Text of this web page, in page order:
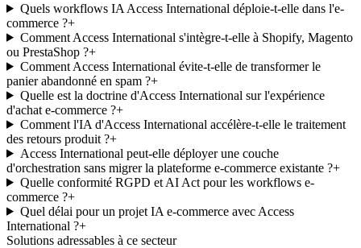
Quels workflows IA Access International déploie-t-elle dans l'e-
commerce ?+
Comment Access International s'intègre-t-elle à Shopify, Magento
ou PrestaShop ?+
Comment Access International évite-t-elle de transformer le
panier abandonné en spam ?+
Quelle est la doctrine d'Access International sur l'expérience
d'achat e-commerce ?+
Comment l'IA d'Access International accélère-t-elle le traitement
des retours produit ?+
Access International peut-elle déployer une couche
d'orchestration sans migrer la plateforme e-commerce existante ?+
Quelle conformité RGPD et AI Act pour les workflows e-
commerce ?+
Quel délai pour un projet IA e-commerce avec Access
International ?+
Solutions adressables à ce secteur